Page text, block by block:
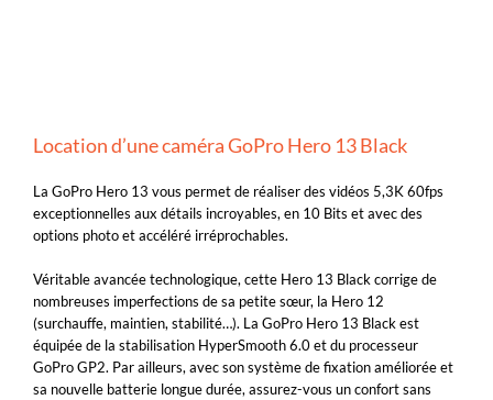
Location d’une caméra GoPro Hero 13 Black
La GoPro Hero 13 vous permet de réaliser des vidéos 5,3K 60fps
exceptionnelles aux détails incroyables, en 10 Bits et avec des
options photo et accéléré irréprochables.
Véritable avancée technologique, cette Hero 13 Black corrige de
nombreuses imperfections de sa petite sœur, la Hero 12
(surchauffe, maintien, stabilité…). La GoPro Hero 13 Black est
équipée de la stabilisation HyperSmooth 6.0 et du processeur
GoPro GP2. Par ailleurs, avec son système de fixation améliorée et
sa nouvelle batterie longue durée, assurez-vous un confort sans